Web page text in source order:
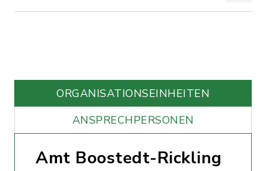
ORGANISATIONS­EINHEITEN
ANSPRECHPERSONEN
Amt Boostedt-Rickling